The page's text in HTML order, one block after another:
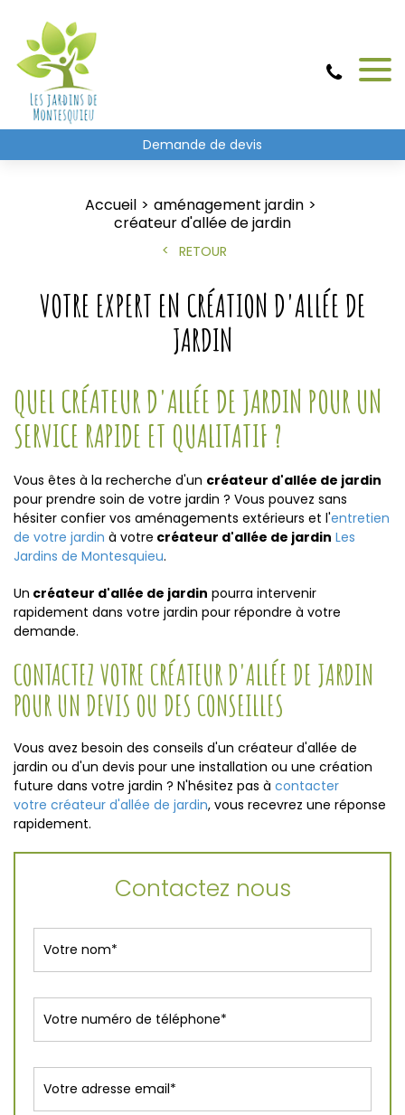
Demande de devis
Accueil
aménagement jardin
créateur d'allée de jardin
RETOUR
VOTRE EXPERT EN CRÉATION D'ALLÉE DE
JARDIN
QUEL CRÉATEUR D'ALLÉE DE JARDIN POUR UN
SERVICE RAPIDE ET QUALITATIF ?
Vous êtes à la recherche d'un créateur d'allée de jardin
pour prendre soin de votre jardin ? Vous pouvez sans
hésiter confier vos aménagements extérieurs et l'entretien
de votre jardin à votre créateur d'allée de jardin Les
Jardins de Montesquieu.
Un créateur d'allée de jardin pourra intervenir
rapidement dans votre jardin pour répondre à votre
demande.
CONTACTEZ VOTRE CRÉATEUR D'ALLÉE DE JARDIN
POUR UN DEVIS OU DES CONSEILLES
Vous avez besoin des conseils d'un créateur d'allée de
jardin ou d'un devis pour une installation ou une création
future dans votre jardin ? N'hésitez pas à contacter
votre créateur d'allée de jardin, vous recevrez une réponse
rapidement.
Contactez nous